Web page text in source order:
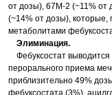
от дозы), 67M-2 (~11%
(~14% от дозы),
метаболитами
Элиминация.
Фебуксостат
перорального приема
приблизительно 49%